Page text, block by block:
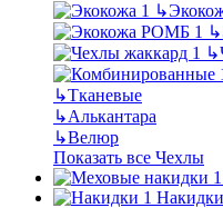
↳
↳
↳
↳Тканевые
↳Алькантара
↳Велюр
Показать все Чехлы
Накидки